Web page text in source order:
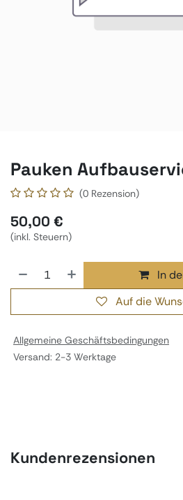
Pauken
(0 Rezension)
50,00 €
(inkl. Steuern)
In
Auf die
Allgemeine Geschäftsbedingungen
Versand: 2-3 Werktage
Kundenrezensionen